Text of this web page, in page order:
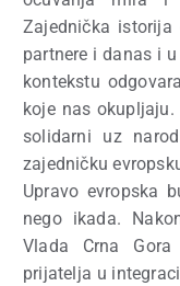
Zajednička istorija
partnere i danas i
kontekstu
koje nas
solidarni uz
zajedničku
Upravo evropska
nego ikada.
Vlada Crna
prijatelja u